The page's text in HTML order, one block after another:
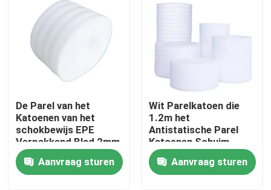
Thuis
Over ons
De Parel van het
Katoenen van het
schokbewijs EPE
Verpakkend Blad 2mm
Profielschuim
Aanvraag sturen
Wit Parelkatoen die
1.2m het
Antistatische Parel
Katoenen Schuim
Vullen verpakken
Aanvraag sturen